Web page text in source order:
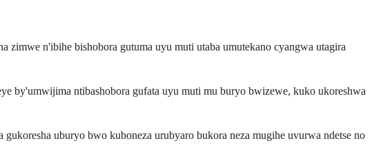
n'ibihe bishobora gutuma uyu muti utaba umutekano cyangwa utagira
by'umwijima ntibashobora gufata uyu muti mu buryo bwizewe, kuko ukoreshwa
uburyo bwo kuboneza urubyaro bukora neza mugihe uvurwa ndetse no